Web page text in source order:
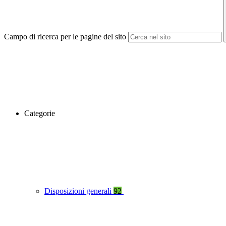
Campo di ricerca per le pagine del sito
Categorie
Disposizioni generali 92